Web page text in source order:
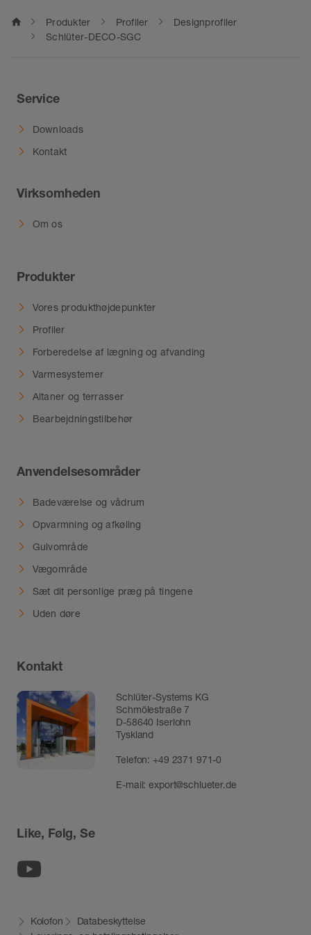
home Produkter Profiler
Designprofiler
Schlüter-DECO-SGC
Service
Downloads
Kontakt
Virksomheden
Om os
Produkter
Vores produkthøjdepunkter
Profiler
Forberedelse af lægning og afvanding
Varmesystemer
Altaner og terrasser
Bearbejdningstilbehør
Anvendelsesområder
Badeværelse og vådrum
Opvarmning og afkøling
Gulvområde
Vægområde
Sæt dit personlige præg på tingene
Uden døre
Kontakt
Schlüter-Systems KG
Schmölestraße 7
D-58640 Iserlohn
Tyskland
Telefon:+49 2371 971-0
E-mail:export@schlueter.de
Like, Følg, Se
Kolofon
Databeskyttelse